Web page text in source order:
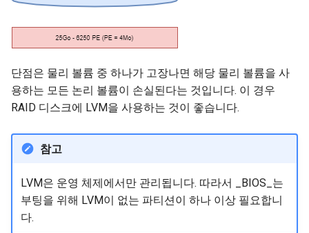
단점은 물리 볼륨 중 하나가 고장나면 해당 물리 볼륨을 사
용하는 모든 논리 볼륨이 손실된다는 것입니다. 이 경우
RAID 디스크에 LVM을 사용하는 것이 좋습니다.
참고
LVM은 운영 체제에서만 관리됩니다. 따라서 _BIOS_는
부팅을 위해 LVM이 없는 파티션이 하나 이상 필요합니
다.